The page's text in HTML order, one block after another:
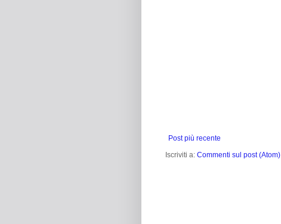
Post più recente
Iscriviti a: Commenti sul post (Atom)